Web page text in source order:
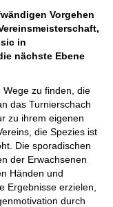
Vorgehen
in
nächste Ebene
zu finden, die
das Turnierschach
zu ihrem eigenen
die Spezies ist
Die sporadischen
der Erwachsenen
Händen und
Ergebnisse erzielen,
durch